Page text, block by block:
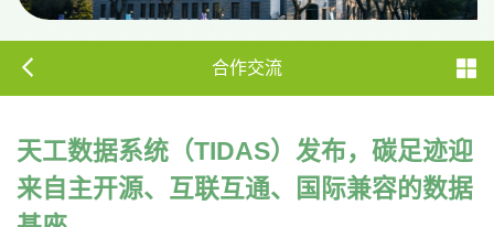
合作交流
天工数据系统（TIDAS）发布，碳足迹迎
来自主开源、互联互通、国际兼容的数据